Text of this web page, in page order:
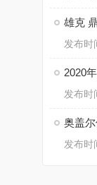
雄克
发布时
发布时
奥盖
发布时